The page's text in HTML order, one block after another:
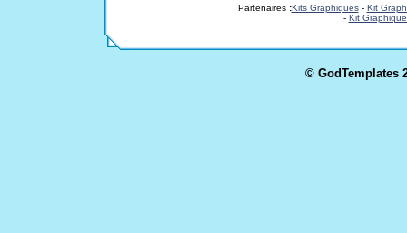
Partenaires:Kits Graphiques- Kit
- Kit
© GodTemplates